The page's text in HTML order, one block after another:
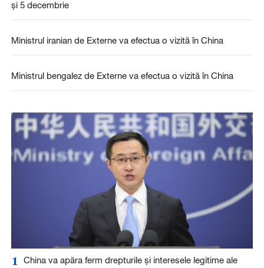
și 5 decembrie
Ministrul iranian de Externe va efectua o vizită în China
Ministrul bengalez de Externe va efectua o vizită în China
1
China va apăra ferm drepturile și interesele legitime ale